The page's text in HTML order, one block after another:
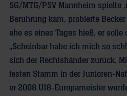
SG/MTG/PSV Mannheim spielte
Berührung kam, probierte
ehe es eines Tages hieß, er
„Scheinbar habe ich mich so
sich der Rechtshänder zurück.
festen Stamm in der Junioren-
er 2008 U18-Europameister